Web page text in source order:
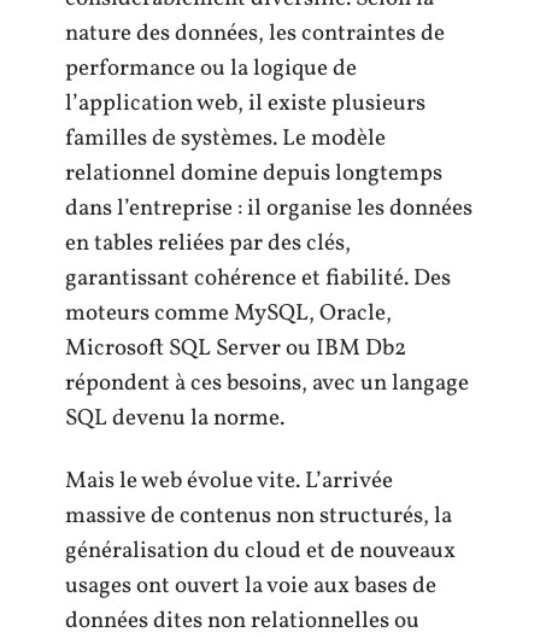
nature des données, les contraintes de
performance ou la logique de
l’application web, il existe plusieurs
familles de systèmes. Le modèle
relationnel domine depuis longtemps
dans l’entreprise : il organise les données
en tables reliées par des clés,
garantissant cohérence et fiabilité. Des
moteurs comme MySQL, Oracle,
Microsoft SQL Server ou IBM Db2
répondent à ces besoins, avec un langage
SQL devenu la norme.
Mais le web évolue vite. L’arrivée
massive de contenus non structurés, la
généralisation du cloud et de nouveaux
usages ont ouvert la voie aux bases de
données dites non relationnelles ou